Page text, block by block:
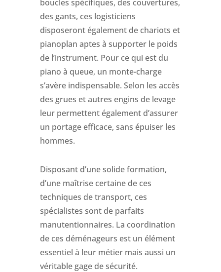
boucles spécifiques, des couvertures,
des gants, ces logisticiens
disposeront également de chariots et
pianoplan aptes à supporter le poids
de l’instrument. Pour ce qui est du
piano à queue, un monte-charge
s’avère indispensable. Selon les accès
des grues et autres engins de levage
leur permettent également d’assurer
un portage efficace, sans épuiser les
hommes.
Disposant d’une solide formation,
d’une maîtrise certaine de ces
techniques de transport, ces
spécialistes sont de parfaits
manutentionnaires. La coordination
de ces déménageurs est un élément
essentiel à leur métier mais aussi un
véritable gage de sécurité.